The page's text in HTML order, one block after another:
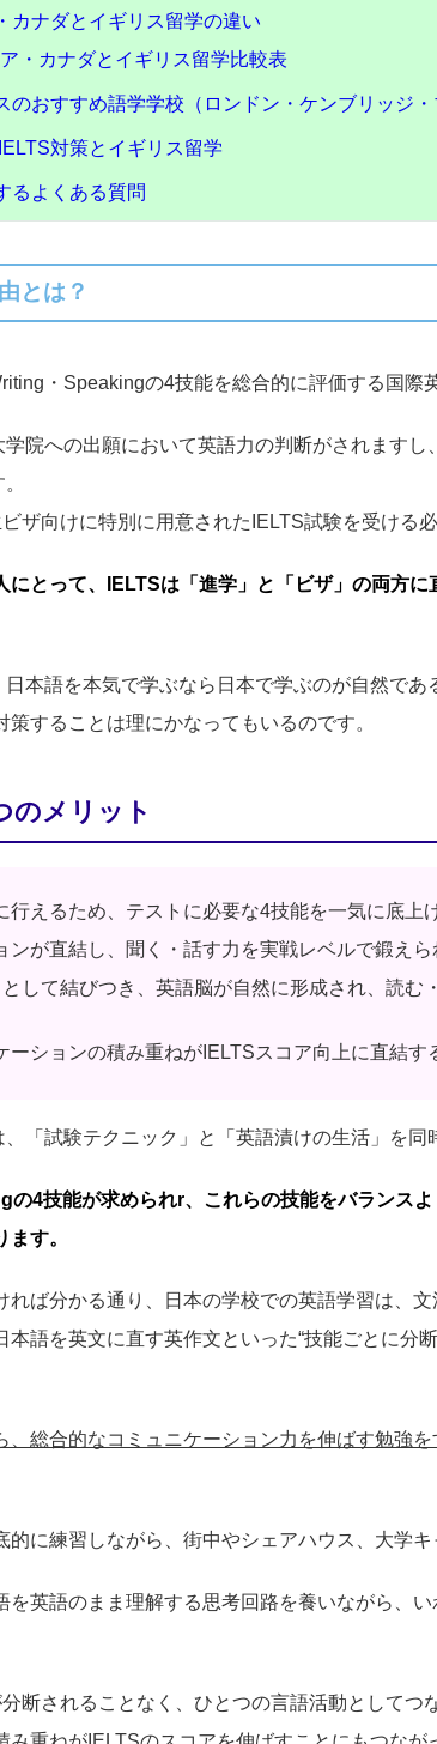
カナダとイギリス留学の違い
・カナダとイギリス留学比較表
のおすすめ語学学校（ロンドン・ケンブリッジ・
対策とイギリス留学
るよくある質問
とは？
・Speakingの4技能を総合的に評価する国際
院への出願において英語力の判断がされますし
ザ向けに特別に用意されたIELTS試験を受ける必
とって、IELTSは「進学」と「ビザ」の両方
本語を本気で学ぶなら日本で学ぶのが自然で
することは理にかなってもいるのです。
のメリット
えるため、テストに必要な4技能を一気に底上
が直結し、聞く・話す力を実戦レベルで鍛えら
して結びつき、英語脳が自然に形成され、読む
ションの積み重ねがIELTSスコア向上に直結す
「試験テクニック」と「英語漬けの生活」を同
4技能が求められr、これらの技能をバランス
す。
ば分かる通り、日本の学校での英語学習は、
語を英文に直す英作文といった“技能ごとに分
総合的なコミュニケーション力を伸ばす勉強
に練習しながら、街中やシェアハウス、大学キ
英語のまま理解する思考回路を養いながら、い
断されることなく、ひとつの言語活動としてつ